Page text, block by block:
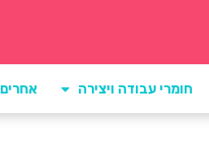
חומרי עבודה ויצירה אחרים